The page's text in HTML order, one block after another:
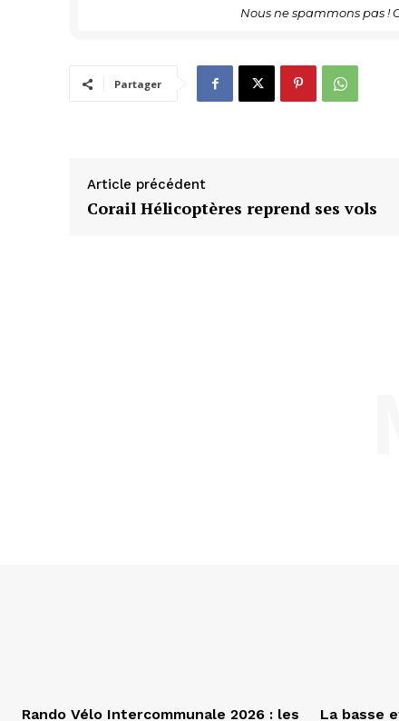
Nous ne spammons pas !
Partager
Article précédent
Corail Hélicoptères reprend ses vols
Rando Vélo Intercommunale 2026 : les La basse